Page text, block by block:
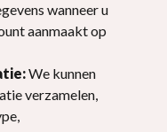
wanneer u
aanmaakt op
We kunnen
verzamelen,